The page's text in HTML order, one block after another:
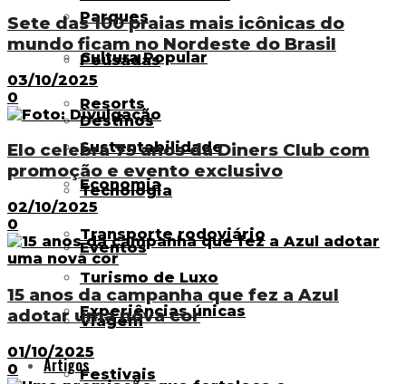
Parques
Pousadas
Resorts
Sustentabilidade
Tecnologia
Transporte rodoviário
Turismo de Luxo
Viagem
Artigos
Cultura Popular
Destinos
Economia
Eventos
Experiências únicas
Festivais
Sete das 100 praias mais icônicas do
mundo ficam no Nordeste do Brasil
03/10/2025
0
Elo celebra 75 anos da Diners Club com
promoção e evento exclusivo
02/10/2025
0
15 anos da campanha que fez a Azul
adotar uma nova cor
01/10/2025
0